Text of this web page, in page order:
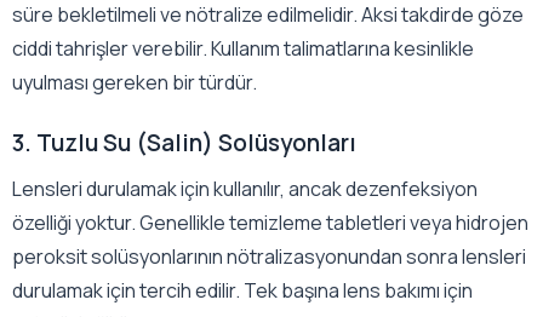
süre bekletilmeli ve nötralize edilmelidir. Aksi takdirde göze
ciddi tahrişler verebilir. Kullanım talimatlarına kesinlikle
uyulması gereken bir türdür.
3. Tuzlu Su (Salin) Solüsyonları
Lensleri durulamak için kullanılır, ancak dezenfeksiyon
özelliği yoktur. Genellikle temizleme tabletleri veya hidrojen
peroksit solüsyonlarının nötralizasyonundan sonra lensleri
durulamak için tercih edilir. Tek başına lens bakımı için